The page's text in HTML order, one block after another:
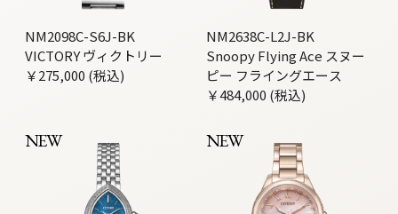
NM2098C-S6J-BK
VICTORY ヴィクトリー
￥275,000 (税込)
NM2638C-L2J-BK
Snoopy Flying Ace スヌー
ピー フライングエース
￥484,000 (税込)
NEW NEW